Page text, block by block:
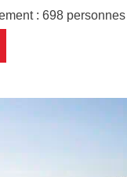
: 698 personnes